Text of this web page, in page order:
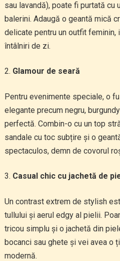
sau lavandă), poate fi purtată cu
balerini. Adaugă o geantă mică
delicate pentru un outfit feminin,
întâlniri de zi.
Glamour de seară
Pentru evenimente speciale, o
elegante precum negru,
perfectă. Combin-o cu un top
sandale cu toc subțire și o
spectaculos, demn de covorul
Casual chic cu jachetă de
Un contrast extrem de stylish
tullului și aerul edgy al pielii.
tricou simplu și o jachetă din
bocanci sau ghete și vei avea o
modernă.